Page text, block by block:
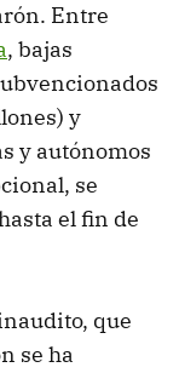
Entre
, bajas
y
y autónomos
se
el fin de
que
se ha